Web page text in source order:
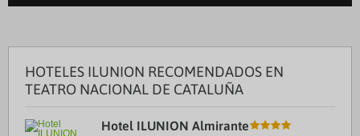
HOTELES ILUNION RECOMENDADOS EN
TEATRO NACIONAL DE CATALUÑA
Hotel ILUNION Almirante